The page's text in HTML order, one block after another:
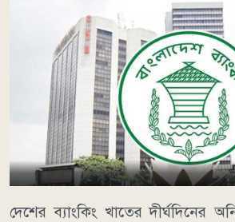
দেশের ব্যাংকিং খাতের দীর্ঘদিনের